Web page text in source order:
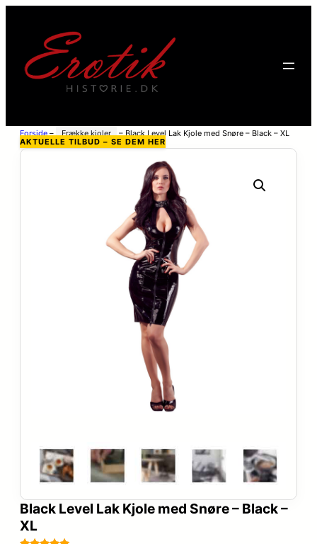
Forside– Frække kjoler –Black Level Lak Kjole med Snøre – Black – XL
AKTUELLE TILBUD – SE DEM HER
Black Level Lak Kjole med Snøre – Black –
XL